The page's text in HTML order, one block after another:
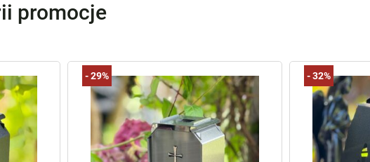
promocje
-29% -32%